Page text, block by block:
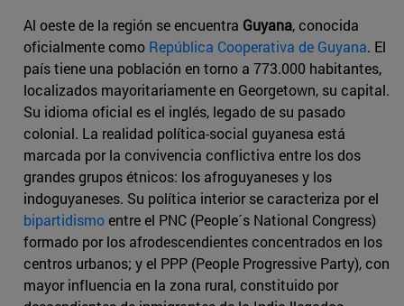
Al oeste de la región se encuentra Guyana, conocida
oficialmente como República Cooperativa de Guyana. El
país tiene una población en torno a 773.000 habitantes,
localizados mayoritariamente en Georgetown, su capital.
Su idioma oficial es el inglés, legado de su pasado
colonial. La realidad política-social guyanesa está
marcada por la convivencia conflictiva entre los dos
grandes grupos étnicos: los afroguyaneses y los
indoguyaneses. Su política interior se caracteriza por el
bipartidismoentre el PNC (People´s National Congress)
formado por los afrodescendientes concentrados en los
centros urbanos; y el PPP (People Progressive Party), con
mayor influencia en la zona rural, constituido por